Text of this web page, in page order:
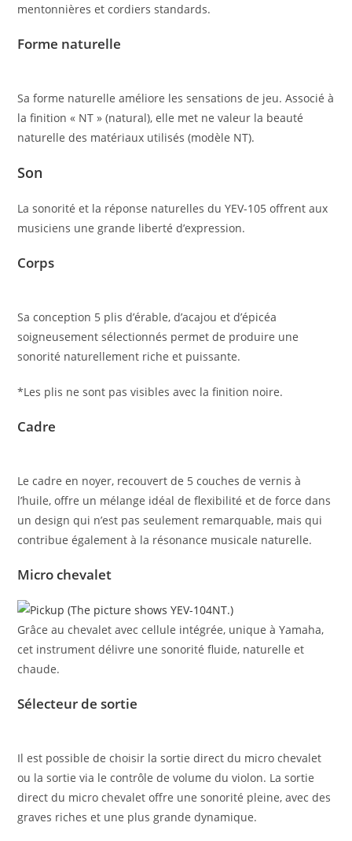
mentonnières et cordiers standards.
Forme naturelle
Sa forme naturelle améliore les sensations de jeu. Associé à
la finition « NT » (natural), elle met ne valeur la beauté
naturelle des matériaux utilisés (modèle NT).
Son
La sonorité et la réponse naturelles du YEV-105 offrent aux
musiciens une grande liberté d’expression.
Corps
Sa conception 5 plis d’érable, d’acajou et d’épicéa
soigneusement sélectionnés permet de produire une
sonorité naturellement riche et puissante.
*Les plis ne sont pas visibles avec la finition noire.
Cadre
Le cadre en noyer, recouvert de 5 couches de vernis à
l’huile, offre un mélange idéal de flexibilité et de force dans
un design qui n’est pas seulement remarquable, mais qui
contribue également à la résonance musicale naturelle.
Micro chevalet
Grâce au chevalet avec cellule intégrée, unique à Yamaha,
cet instrument délivre une sonorité fluide, naturelle et
chaude.
Sélecteur de sortie
Il est possible de choisir la sortie direct du micro chevalet
ou la sortie via le contrôle de volume du violon. La sortie
direct du micro chevalet offre une sonorité pleine, avec des
graves riches et une plus grande dynamique.